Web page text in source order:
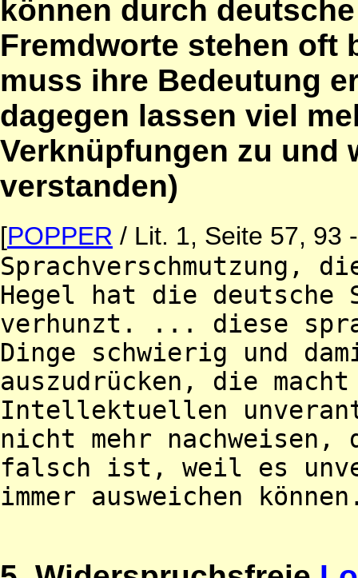
können durch
Fremdworte stehen oft
muss ihre Bedeutung
dagegen lassen viel
Verknüpfungen zu und
verstanden)
[POPPER / Lit. 1, Seite 57, 93
Hegel hat die deutsche
verhunzt. ... diese
Dinge schwierig und
auszudrücken, die
Intellektuellen
nicht mehr nachweisen,
falsch ist, weil es
immer ausweichen